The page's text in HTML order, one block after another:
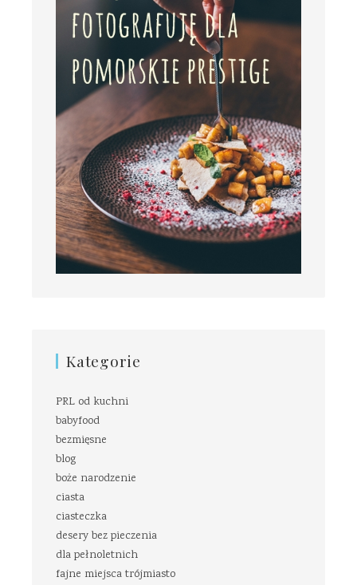
Kategorie
PRL od kuchni
babyfood
bezmięsne
blog
boże narodzenie
ciasta
ciasteczka
desery bez pieczenia
dla pełnoletnich
fajne miejsca trójmiasto